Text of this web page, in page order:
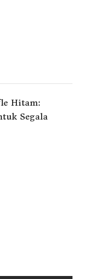
Hitam:
Segala